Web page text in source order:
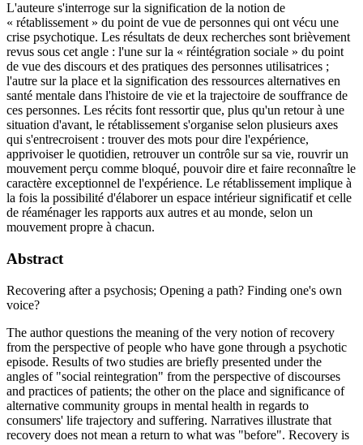
L'auteure s'interroge sur la signification de la notion de
« rétablissement » du point de vue de personnes qui ont vécu une
crise psychotique. Les résultats de deux recherches sont brièvement
revus sous cet angle : l'une sur la « réintégration sociale » du point
de vue des discours et des pratiques des personnes utilisatrices ;
l'autre sur la place et la signification des ressources alternatives en
santé mentale dans l'histoire de vie et la trajectoire de souffrance de
ces personnes. Les récits font ressortir que, plus qu'un retour à une
situation d'avant, le rétablissement s'organise selon plusieurs axes
qui s'entrecroisent : trouver des mots pour dire l'expérience,
apprivoiser le quotidien, retrouver un contrôle sur sa vie, rouvrir un
mouvement perçu comme bloqué, pouvoir dire et faire reconnaître le
caractère exceptionnel de l'expérience. Le rétablissement implique à
la fois la possibilité d'élaborer un espace intérieur significatif et celle
de réaménager les rapports aux autres et au monde, selon un
mouvement propre à chacun.
Abstract
Recovering after a psychosis; Opening a path? Finding one's own
voice?
The author questions the meaning of the very notion of recovery
from the perspective of people who have gone through a psychotic
episode. Results of two studies are briefly presented under the
angles of "social reintegration" from the perspective of discourses
and practices of patients; the other on the place and significance of
alternative community groups in mental health in regards to
consumers' life trajectory and suffering. Narratives illustrate that
recovery does not mean a return to what was "before". Recovery is